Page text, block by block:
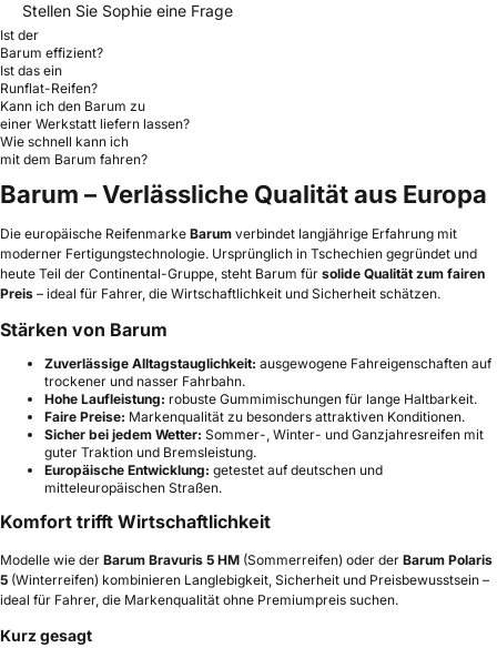
Stellen Sie Sophie eine Frage
Ist der
Barum effizient?
Ist das ein
Runflat-Reifen?
Kann ich den Barum zu
einer Werkstatt liefern lassen?
Wie schnell kann ich
mit dem Barum fahren?
Barum – Verlässliche Qualität aus Europa
Die europäische Reifenmarke Barum verbindet langjährige Erfahrung mit
moderner Fertigungstechnologie. Ursprünglich in Tschechien gegründet und
heute Teil der Continental-Gruppe, steht Barum für solide Qualität zum fairen
Preis – ideal für Fahrer, die Wirtschaftlichkeit und Sicherheit schätzen.
Stärken von Barum
Zuverlässige Alltagstauglichkeit: ausgewogene Fahreigenschaften auf
trockener und nasser Fahrbahn.
Hohe Laufleistung: robuste Gummimischungen für lange Haltbarkeit.
Faire Preise: Markenqualität zu besonders attraktiven Konditionen.
Sicher bei jedem Wetter: Sommer-, Winter- und Ganzjahresreifen mit
guter Traktion und Bremsleistung.
Europäische Entwicklung: getestet auf deutschen und
mitteleuropäischen Straßen.
Komfort trifft Wirtschaftlichkeit
Modelle wie der Barum Bravuris 5 HM (Sommerreifen) oder der Barum Polaris
5 (Winterreifen) kombinieren Langlebigkeit, Sicherheit und Preisbewusstsein –
ideal für Fahrer, die Markenqualität ohne Premiumpreis suchen.
Kurz gesagt